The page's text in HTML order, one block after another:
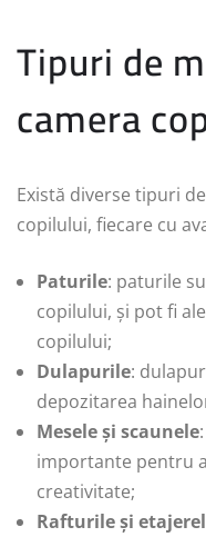
Tipuri de
camera
Există diverse tipuri
copilului, fiecare cu
Paturile: paturile
copilului, și pot fi
copilului;
Dulapurile:
depozitarea
Mesele și scaunele
importante pentru
creativitate;
Rafturile și